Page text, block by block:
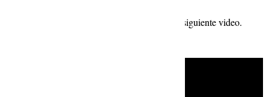
Te mostramos mas detalles de este grupo en el siguiente video.